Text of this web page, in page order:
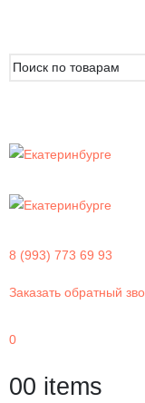
8 (993) 773 69 93
Заказать обратный
0
00 items